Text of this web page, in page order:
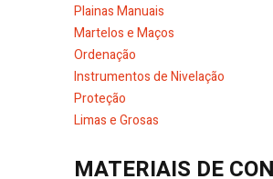
Plainas Manuais
Martelos e Maços
Ordenação
Instrumentos de Nivelação
Proteção
Limas e Grosas
MATERIAIS DE